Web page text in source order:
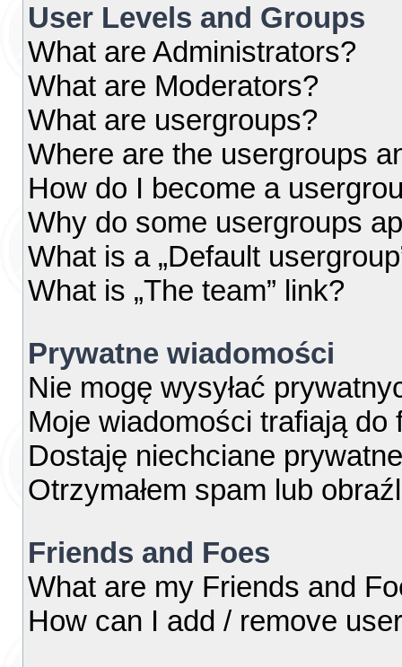
User Levels and Groups
What are Administrators?
What are Moderators?
What are usergroups?
Where are the usergroups
How do I become a
Why do some usergroups
What is a „Default
What is „The team” link?
Prywatne wiadomości
Nie mogę wysyłać
Moje wiadomości trafiają do
Dostaję niechciane
Otrzymałem spam lub
Friends and Foes
What are my Friends and
How can I add / remove